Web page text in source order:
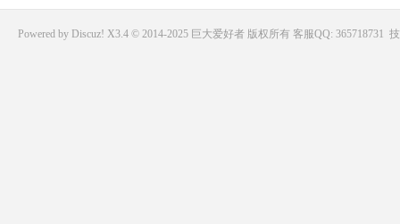
Powered by Discuz! X3.4 © 2014-2025 巨大爱好者版权所有 客服QQ: 365718731